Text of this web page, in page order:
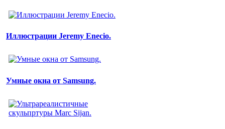
Иллюстрации Jeremy Enecio.
Умные окна от Samsung.